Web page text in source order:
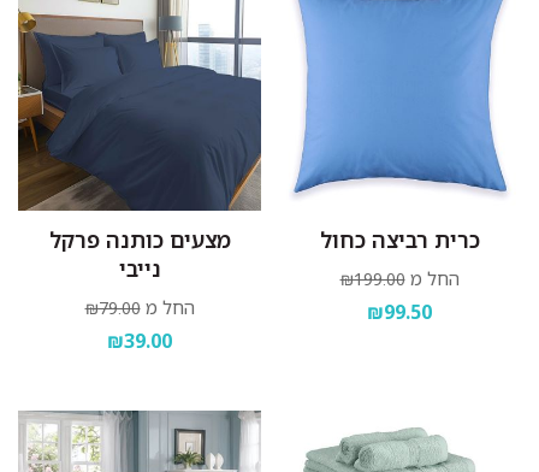
כרית רביצה כחול
החל מ ₪199.00
₪99.50
מצעים כותנה פרקל
נייבי
החל מ ₪79.00
₪39.00